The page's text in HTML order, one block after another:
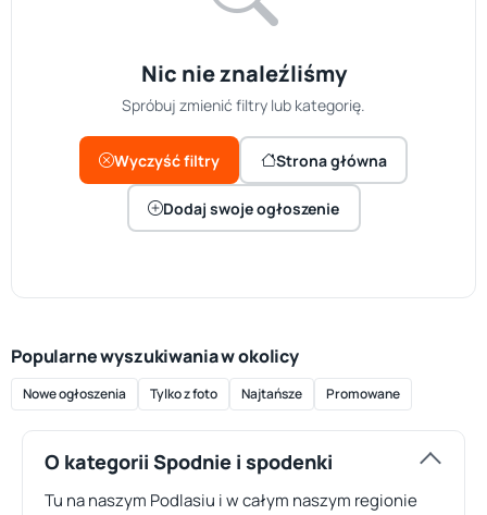
Nic nie znaleźliśmy
Spróbuj zmienić filtry lub kategorię.
Wyczyść filtry Strona główna
Dodaj swoje ogłoszenie
Popularne wyszukiwania w okolicy
Nowe ogłoszenia Tylko z foto Najtańsze Promowane
O kategorii Spodnie i spodenki
Tu na naszym Podlasiu i w całym naszym regionie